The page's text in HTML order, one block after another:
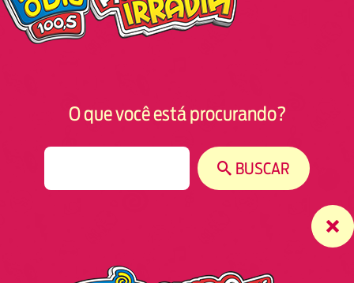
O que você está procurando?
BUSCAR